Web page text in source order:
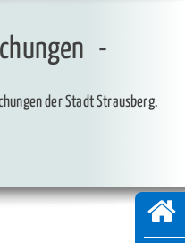
der Stadt Strausberg.